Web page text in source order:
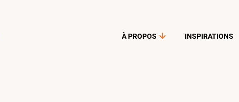
À PROPOS INSPIRATIONS